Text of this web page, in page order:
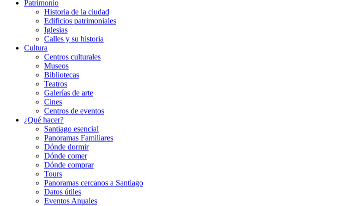
Patrimonio
Historia de la ciudad
Edificios patrimoniales
Iglesias
Calles y su historia
Cultura
Centros culturales
Museos
Bibliotecas
Teatros
Galerí­as de arte
Cines
Centros de eventos
¿Qué hacer?
Santiago esencial
Panoramas Familiares
Dónde dormir
Dónde comer
Dónde comprar
Tours
Panoramas cercanos a Santiago
Datos útiles
Eventos Anuales